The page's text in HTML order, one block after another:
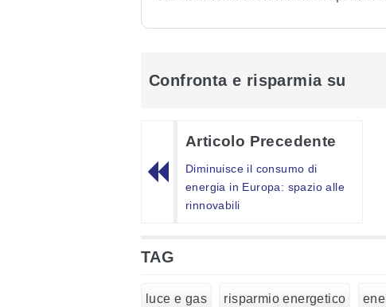
Confronta e risparmia su
Articolo Precedente
Diminuisce il consumo di
energia in Europa: spazio alle
rinnovabili
TAG
luce e gas risparmio energetico